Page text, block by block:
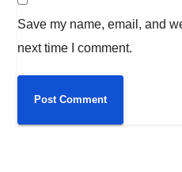
Save my name, email, and
next time I comment.